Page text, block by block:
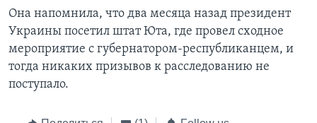
Она напомнила, что два месяца назад президент
Украины посетил штат Юта, где провел сходное
мероприятие с губернатором-республиканцем, и
тогда никаких призывов к расследованию не
поступало.